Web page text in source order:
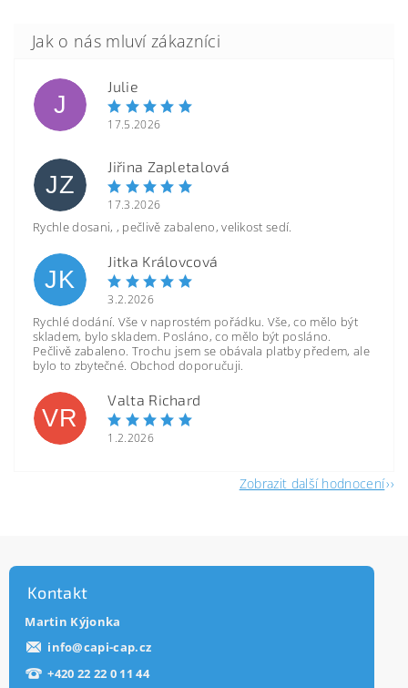
J
Julie
17.5.2026
JZ
Jiřina Zapletalová
17.3.2026
Rychle dosani, , pečlivě zabaleno, velikost sedí.
JK
Jitka Královcová
3.2.2026
Rychlé dodání. Vše v naprostém pořádku. Vše, co mělo být
skladem, bylo skladem. Posláno, co mělo být posláno.
Pečlivě zabaleno. Trochu jsem se obávala platby předem, ale
bylo to zbytečné. Obchod doporučuji.
VR
Valta Richard
1.2.2026
Zobrazit další hodnocení
Kontakt
Martin Kýjonka
info@capi-cap.cz
+420 22 22 0 11 44